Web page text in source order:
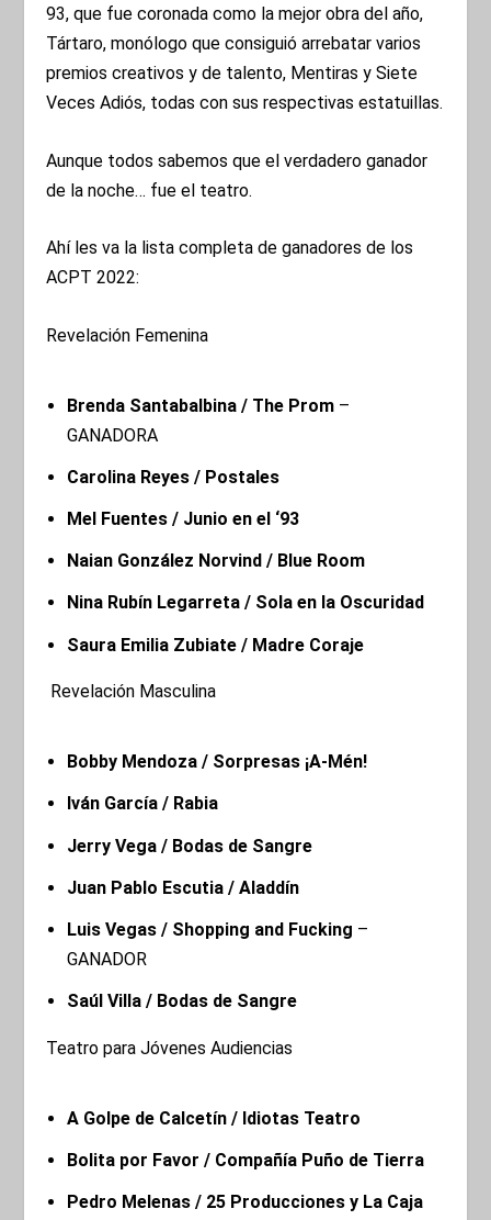
93, que fue coronada como la mejor obra del año,
Tártaro, monólogo que consiguió arrebatar varios
premios creativos y de talento, Mentiras y Siete
Veces Adiós, todas con sus respectivas estatuillas.
Aunque todos sabemos que el verdadero ganador
de la noche… fue el teatro.
Ahí les va la lista completa de ganadores de los
ACPT 2022:
Revelación Femenina
Brenda Santabalbina / The Prom –
GANADORA
Carolina Reyes / Postales
Mel Fuentes / Junio en el ‘93
Naian González Norvind / Blue Room
Nina Rubín Legarreta / Sola en la Oscuridad
Saura Emilia Zubiate / Madre Coraje
Revelación Masculina
Bobby Mendoza / Sorpresas ¡A-Mén!
Iván García / Rabia
Jerry Vega / Bodas de Sangre
Juan Pablo Escutia / Aladdín
Luis Vegas / Shopping and Fucking –
GANADOR
Saúl Villa / Bodas de Sangre
Teatro para Jóvenes Audiencias
A Golpe de Calcetín / Idiotas Teatro
Bolita por Favor / Compañía Puño de Tierra
Pedro Melenas / 25 Producciones y La Caja